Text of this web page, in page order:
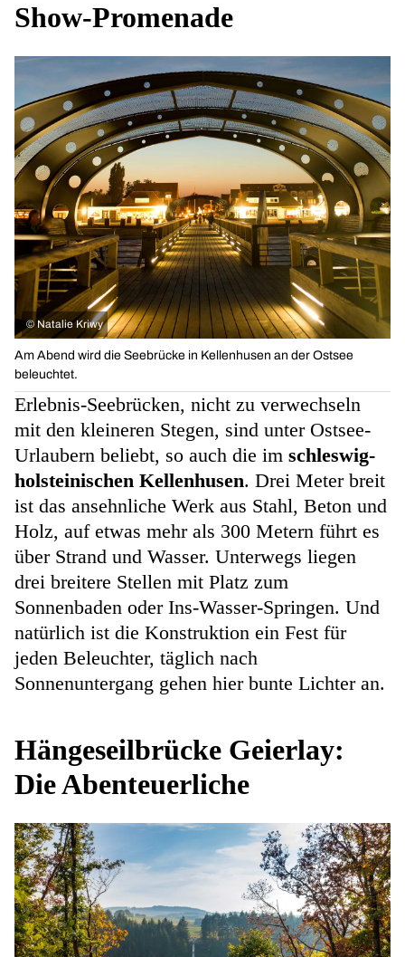
Show-Promenade
© Natalie Kriwy
Am Abend wird die Seebrücke in Kellenhusen an der Ostsee
beleuchtet.
Erlebnis-Seebrücken, nicht zu verwechseln
mit den kleineren Stegen, sind unter Ostsee-
Urlaubern beliebt, so auch die im schleswig-
holsteinischen Kellenhusen. Drei Meter breit
ist das ansehnliche Werk aus Stahl, Beton und
Holz, auf etwas mehr als 300 Metern führt es
über Strand und Wasser. Unterwegs liegen
drei breitere Stellen mit Platz zum
Sonnenbaden oder Ins-Wasser-Springen. Und
natürlich ist die Konstruktion ein Fest für
jeden Beleuchter, täglich nach
Sonnenuntergang gehen hier bunte Lichter an.
Hängeseilbrücke Geierlay:
Die Abenteuerliche